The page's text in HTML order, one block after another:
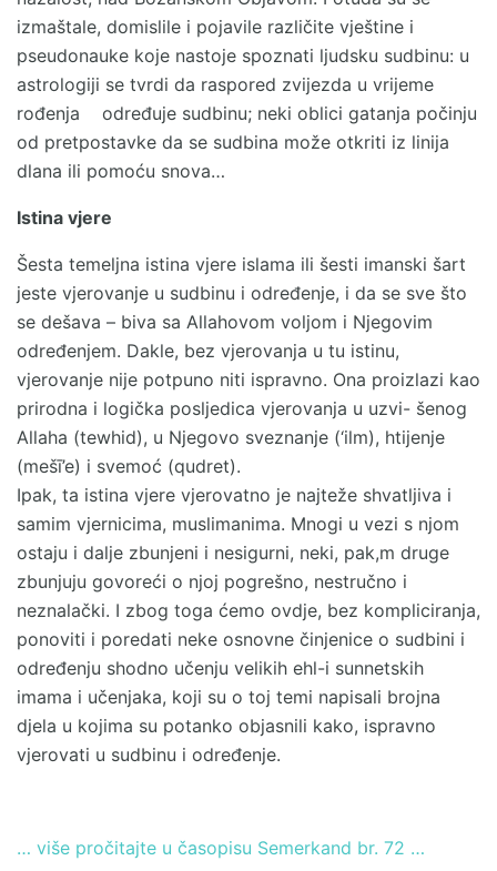
izmaštale, domislile i pojavile različite vještine i
pseudonauke koje nastoje spoznati ljudsku sudbinu: u
astrologiji se tvrdi da raspored zvijezda u vrijeme
rođenja određuje sudbinu; neki oblici gatanja počinju
od pretpostavke da se sudbina može otkriti iz linija
dlana ili pomoću snova…
Istina vjere
Šesta temeljna istina vjere islama ili šesti imanski šart
jeste vjerovanje u sudbinu i određenje, i da se sve što
se dešava – biva sa Allahovom voljom i Njegovim
određenjem. Dakle, bez vjerovanja u tu istinu,
vjerovanje nije potpuno niti ispravno. Ona proizlazi kao
prirodna i logička posljedica vjerovanja u uzvi- šenog
Allaha (tewhid), u Njegovo sveznanje (‘ilm), htijenje
(mešī’e) i svemoć (qudret).
Ipak, ta istina vjere vjerovatno je najteže shvatljiva i
samim vjernicima, muslimanima. Mnogi u vezi s njom
ostaju i dalje zbunjeni i nesigurni, neki, pak,m druge
zbunjuju govoreći o njoj pogrešno, nestručno i
neznalački. I zbog toga ćemo ovdje, bez kompliciranja,
ponoviti i poredati neke osnovne činjenice o sudbini i
određenju shodno učenju velikih ehl-i sunnetskih
imama i učenjaka, koji su o toj temi napisali brojna
djela u kojima su potanko objasnili kako, ispravno
vjerovati u sudbinu i određenje.
… više pročitajte u časopisu Semerkand br. 72 …